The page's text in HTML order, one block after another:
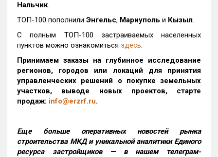
Нальчик.
ТОП-100 пополнили Энгельс, Мариуполь и Кызыл.
С полным ТОП-100 застраиваемых населенных
пунктов можно ознакомиться здесь.
Принимаем заказы на глубинное исследование
регионов, городов или локаций для принятия
управленческих решений о покупке земельных
участков, выводе новых проектов, старте
продаж: info@erzrf.ru.
Еще больше оперативных новостей рынка
строительства МКД и уникальной аналитики Единого
ресурса застройщиков — в нашем телеграм-